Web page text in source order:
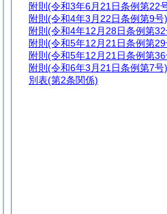
附則 (令和3年6月21日条例第22
附則 (令和4年3月22日条例第9号)
附則 (令和4年12月28日条例第32
附則 (令和5年12月21日条例第29
附則 (令和5年12月21日条例第36
附則 (令和6年3月21日条例第7号)
別表(第2条関係)